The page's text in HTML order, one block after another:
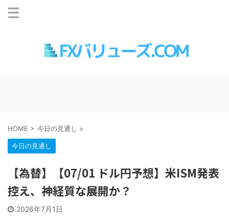
HOME > 今日の見通し >
今日の見通し
【為替】【07/01 ドル円予想】米ISM発表
控え、神経質な展開か？
2026年7月1日